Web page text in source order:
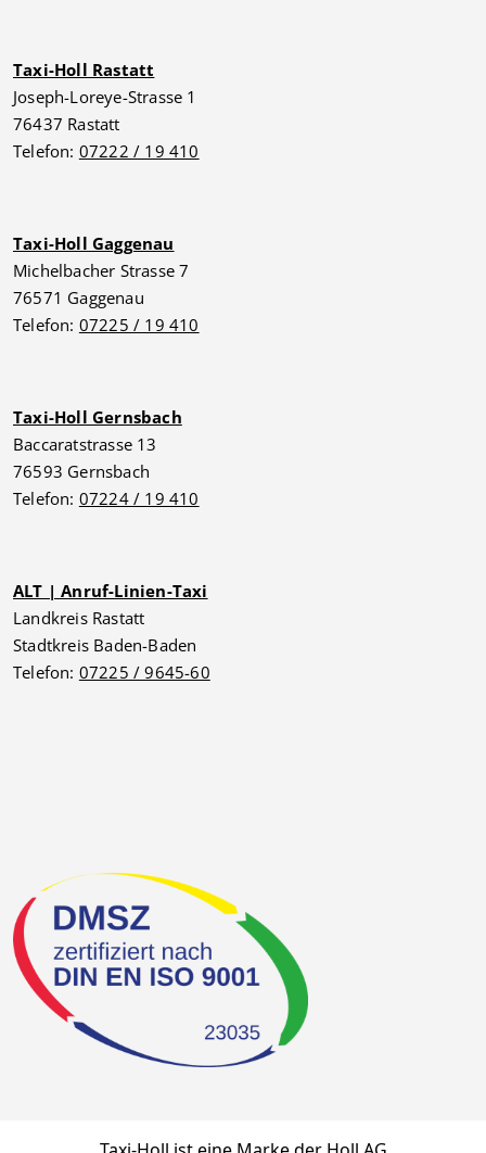
Taxi-Holl Rastatt
Joseph-Loreye-Strasse 1
76437 Rastatt
Telefon: 07222 / 19 410
Taxi-Holl Gaggenau
Michelbacher Strasse 7
76571 Gaggenau
Telefon: 07225 / 19 410
Taxi-Holl Gernsbach
Baccaratstrasse 13
76593 Gernsbach
Telefon: 07224 / 19 410
ALT | Anruf-Linien-Taxi
Landkreis Rastatt
Stadtkreis Baden-Baden
Telefon: 07225 / 9645-60